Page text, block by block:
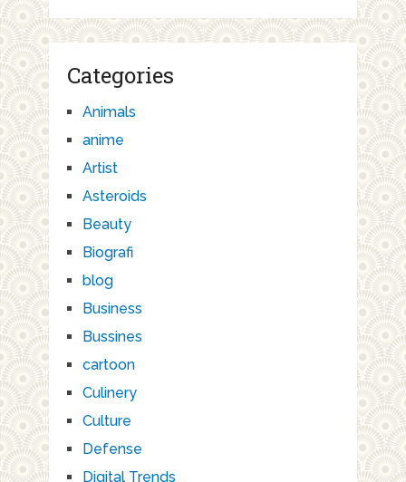
Categories
Animals
anime
Artist
Asteroids
Beauty
Biografi
blog
Business
Bussines
cartoon
Culinery
Culture
Defense
Digital Trends